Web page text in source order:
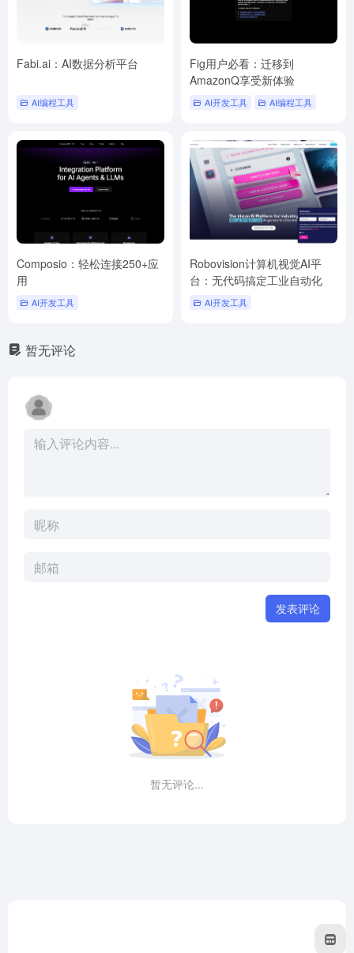
Fabi.ai：AI数据分析平台
AI编程工具
Fig用户必看：迁移到
AmazonQ享受新体验
AI开发工具 AI编程工具
Composio：轻松连接250+应
用
AI开发工具
Robovision计算机视觉AI平
台：无代码搞定工业自动化
AI开发工具
暂无评论
发表评论
暂无评论...